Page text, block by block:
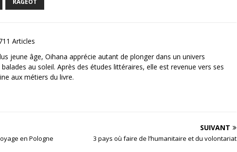
RAGEOT
Articles
jeune âge, Oihana apprécie autant de plonger dans un univers
au soleil. Après des études littéraires, elle est revenue vers ses
aux métiers du livre.
en Pologne
SUIVANT
3 pays où faire de l’humanitaire et du volontariat